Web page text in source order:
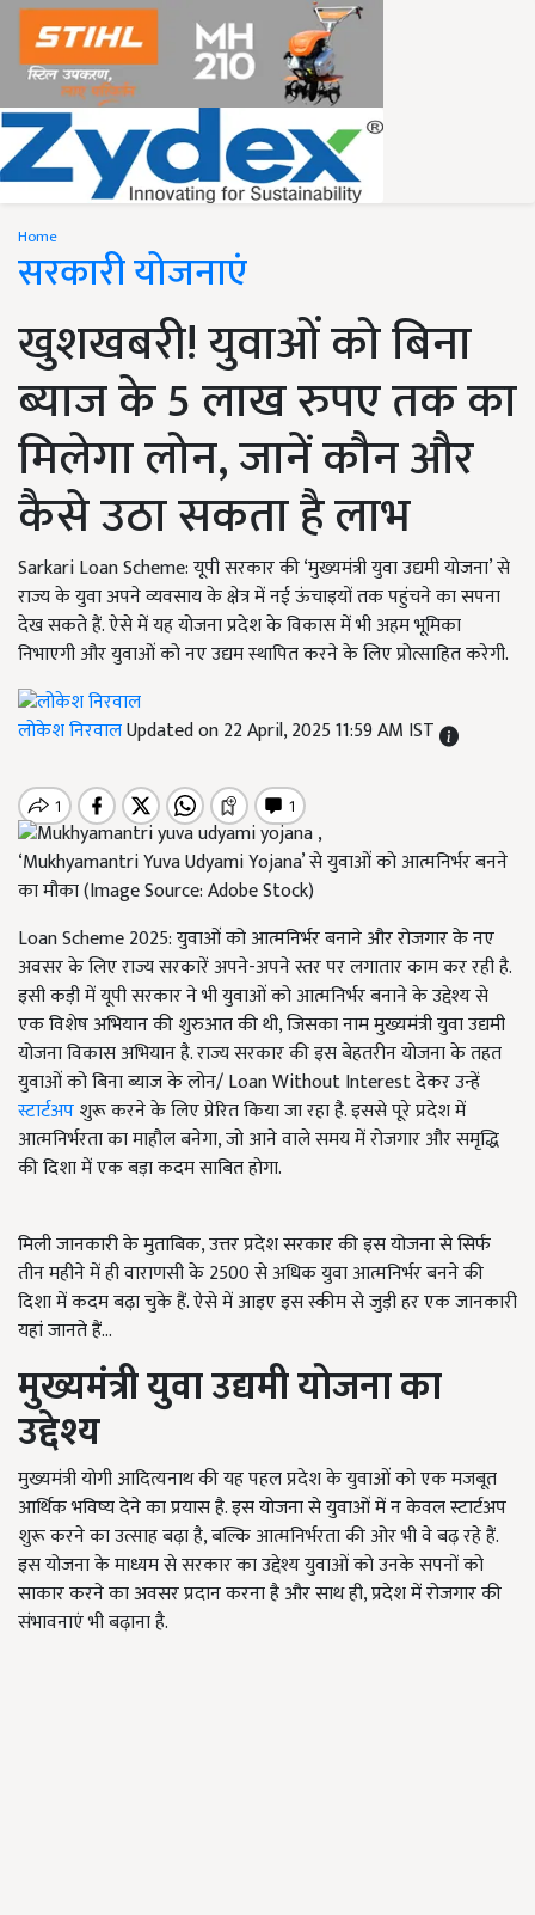
Home
सरकारी योजनाएं
खुशखबरी! युवाओं को बिना
ब्याज के 5 लाख रुपए तक का
मिलेगा लोन, जानें कौन और
कैसे उठा सकता है लाभ
Sarkari Loan Scheme: यूपी सरकार की ‘मुख्यमंत्री युवा उद्यमी योजना’ से
राज्य के युवा अपने व्यवसाय के क्षेत्र में नई ऊंचाइयों तक पहुंचने का सपना
देख सकते हैं. ऐसे में यह योजना प्रदेश के विकास में भी अहम भूमिका
निभाएगी और युवाओं को नए उद्यम स्थापित करने के लिए प्रोत्साहित करेगी.
लोकेश निरवालUpdated on 22 April, 2025 11:59 AM IST
‘Mukhyamantri Yuva Udyami Yojana’ से युवाओं को आत्मनिर्भर बनने
का मौका (Image Source: Adobe Stock)
Loan Scheme 2025: युवाओं को आत्मनिर्भर बनाने और रोजगार के नए
अवसर के लिए राज्य सरकारें अपने-अपने स्तर पर लगातार काम कर रही है.
इसी कड़ी में यूपी सरकार ने भी युवाओं को आत्मनिर्भर बनाने के उद्देश्य से
एक विशेष अभियान की शुरुआत की थी, जिसका नाम मुख्यमंत्री युवा उद्यमी
योजना विकास अभियान है. राज्य सरकार की इस बेहतरीन योजना के तहत
युवाओं को बिना ब्याज के लोन/ Loan Without Interest देकर उन्हें
स्टार्टअपशुरू करने के लिए प्रेरित किया जा रहा है. इससे पूरे प्रदेश में
आत्मनिर्भरता का माहौल बनेगा, जो आने वाले समय में रोजगार और समृद्धि
की दिशा में एक बड़ा कदम साबित होगा.
मिली जानकारी के मुताबिक, उत्तर प्रदेश सरकार की इस योजना से सिर्फ
तीन महीने में ही वाराणसी के 2500 से अधिक युवा आत्मनिर्भर बनने की
दिशा में कदम बढ़ा चुके हैं. ऐसे में आइए इस स्कीम से जुड़ी हर एक जानकारी
यहां जानते हैं...
मुख्यमंत्री युवा उद्यमी योजना का
उद्देश्य
मुख्यमंत्री योगी आदित्यनाथ की यह पहल प्रदेश के युवाओं को एक मजबूत
आर्थिक भविष्य देने का प्रयास है. इस योजना से युवाओं में न केवल स्टार्टअप
शुरू करने का उत्साह बढ़ा है, बल्कि आत्मनिर्भरता की ओर भी वे बढ़ रहे हैं.
इस योजना के माध्यम से सरकार का उद्देश्य युवाओं को उनके सपनों को
साकार करने का अवसर प्रदान करना है और साथ ही, प्रदेश में रोजगार की
संभावनाएं भी बढ़ाना है.